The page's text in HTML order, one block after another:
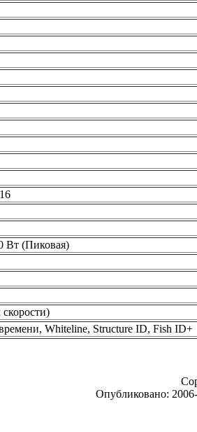
Вт (Пиковая)
Whiteline, Structure ID, Fish ID+
Опубликовано: